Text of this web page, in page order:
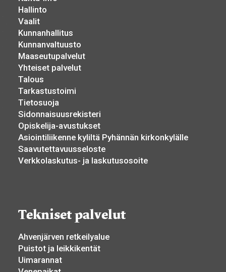
Hallinto
Vaalit
Kunnanhallitus
Kunnanvaltuusto
Maaseutupalvelut
Yhteiset palvelut
Talous
Tarkastustoimi
Tietosuoja
Sidonnaisuusrekisteri
Opiskelija-avustukset
Asiointiliikenne kyliltä Pyhännän kirkonkylälle
Saavutettavuusseloste
Verkkolaskutus- ja laskutusosoite
Tekniset palvelut
Ahvenjärven retkeilyalue
Puistot ja leikkikentät
Uimarannat